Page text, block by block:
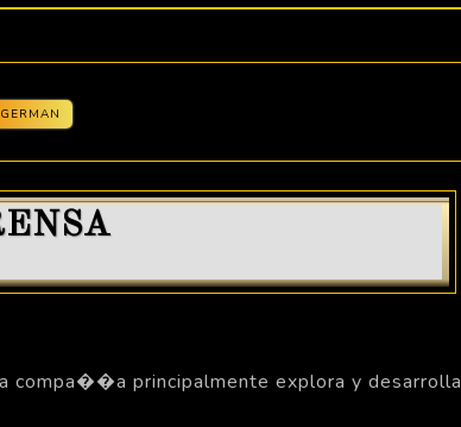
GERMAN
compa��a principalmente explora y desarrolla